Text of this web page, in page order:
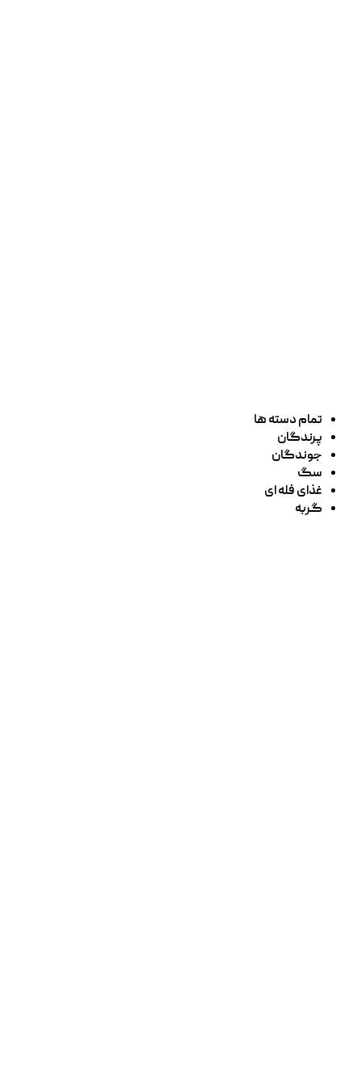
تمام دسته ها
پرندگان
جوندگان
سگ
غذای فله ای
گربه